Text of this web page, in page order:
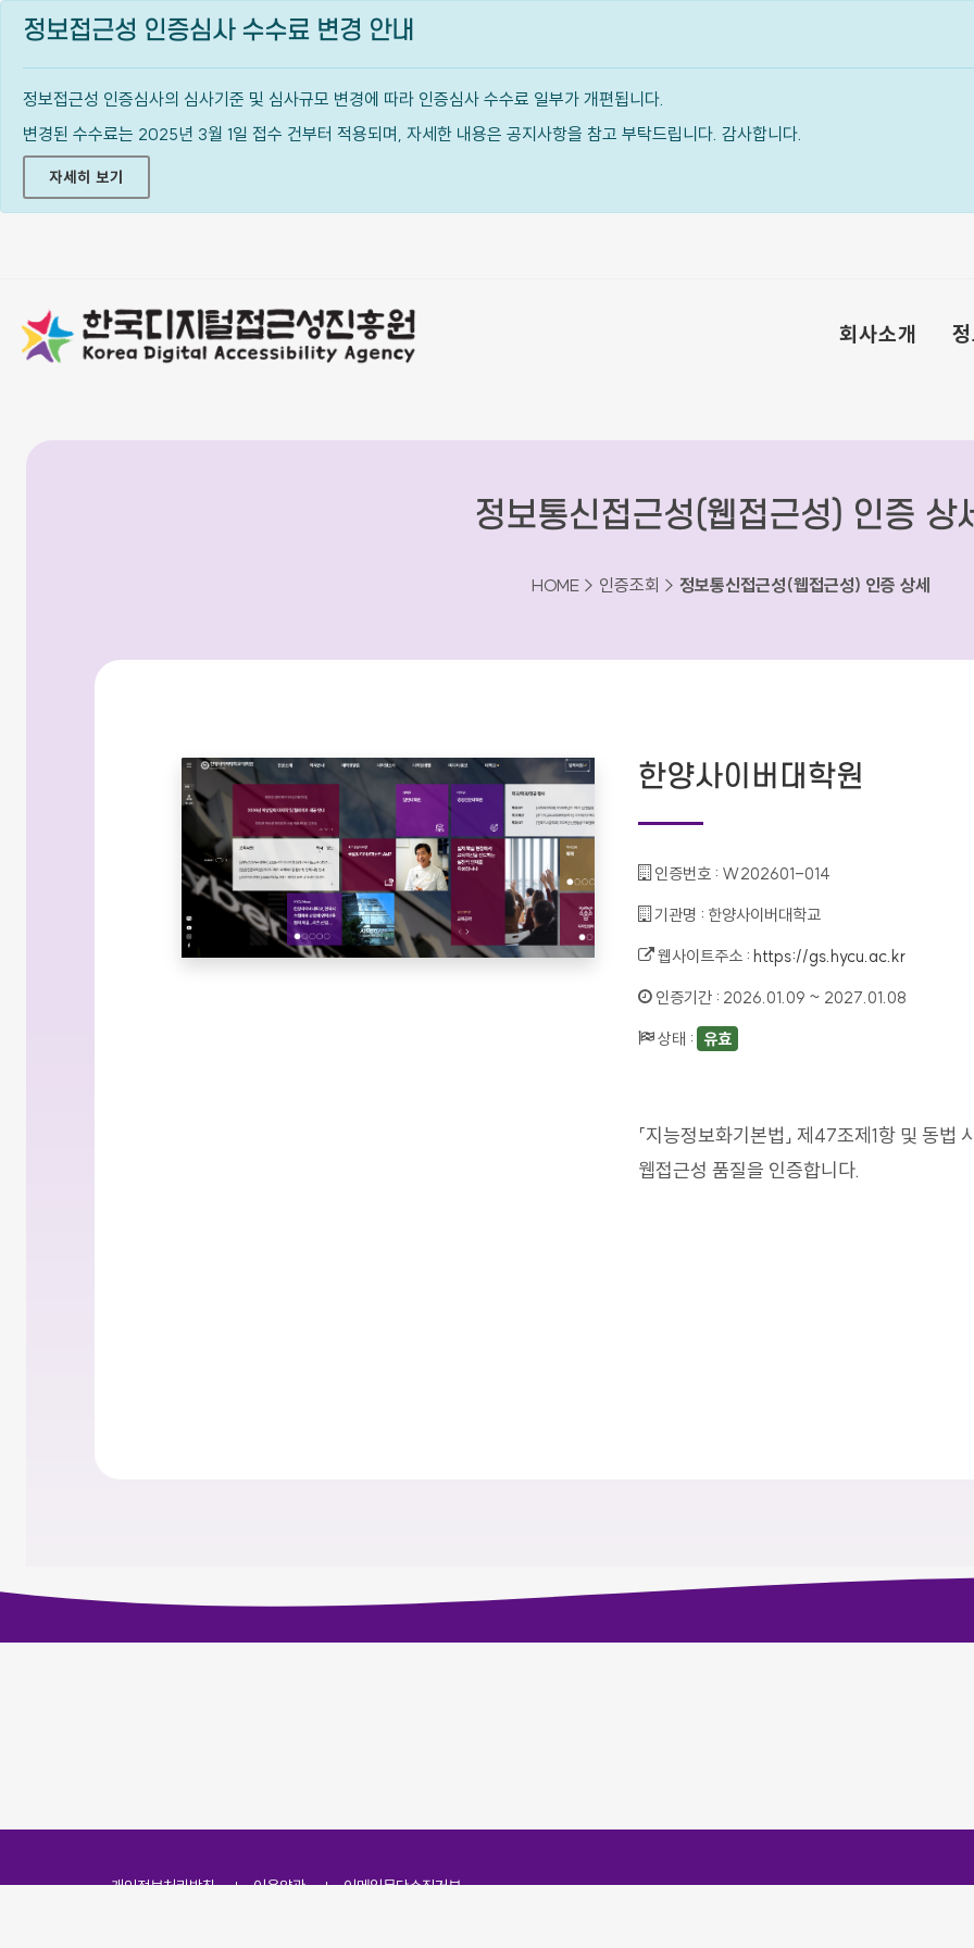
정보접근성 인증심사 수수료 변경 안내
정보접근성 인증심사의 심사기준 및 심사규모 변경에 따라 인증심사 수수료 일부가 개편됩니다.
변경된 수수료는 2025년 3월 1일 접수 건부터 적용되며, 자세한 내용은 공지사항을 참고 부탁드립니다. 감사합니다.
자세히 보기
회사소개
정보통신접근성(웹접근성) 인증 상
HOME > 인증조회 > 정보통신접근성(웹접근성) 인증 상세
한양사이버대학원
인증번호 : W202601-014
기관명 : 한양사이버대학교
웹사이트주소 :https://gs.hycu.ac.kr
인증기간 : 2026.01.09 ~ 2027.01.08
상태 : 유효
「지능정보화기본법」 제47조제1항 및 동
웹접근성 품질을 인증합니다.
개인정보처리방침 이용약관 이메일무단수집거부